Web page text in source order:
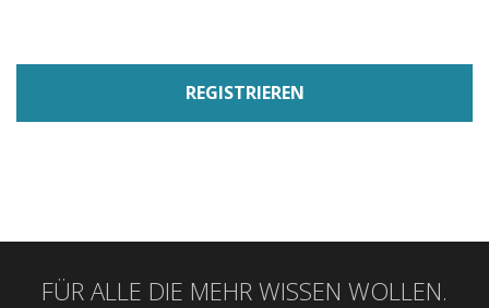
FÜR ALLE DIE MEHR WISSEN WOLLEN.